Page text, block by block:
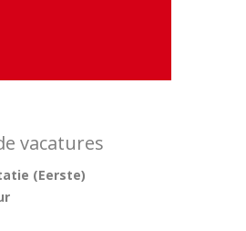
vacatures
(Eerste)